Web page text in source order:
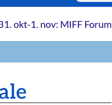
okt-1. nov: MIFF Forum